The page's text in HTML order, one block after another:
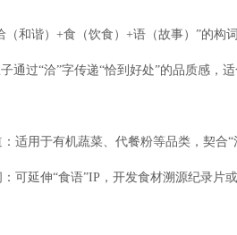
（和谐）+食（饮食）+语（故事）”的构
通过“洽”字传递“恰到好处”的品质感，
适用于有机蔬菜、代餐粉等品类，契合“
可延伸“食语”IP，开发食材溯源纪录片